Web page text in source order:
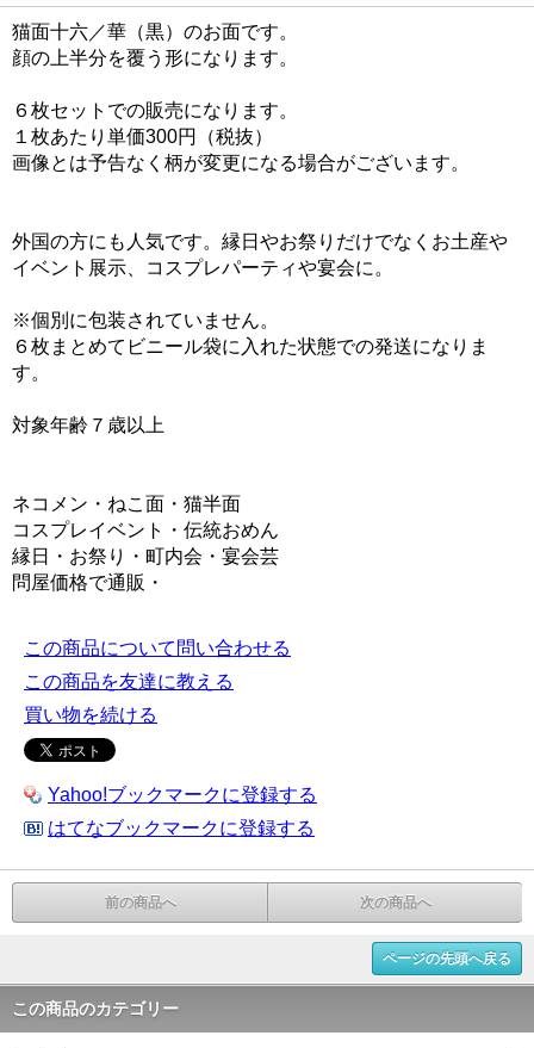
猫面十六／華（黒）のお面です。
顔の上半分を覆う形になります。
６枚セットでの販売になります。
１枚あたり単価300円（税抜）
画像とは予告なく柄が変更になる場合がございます。
外国の方にも人気です。縁日やお祭りだけでなくお土産や
イベント展示、コスプレパーティや宴会に。
※個別に包装されていません。
６枚まとめてビニール袋に入れた状態での発送になりま
す。
対象年齢７歳以上
ネコメン・ねこ面・猫半面
コスプレイベント・伝統おめん
縁日・お祭り・町内会・宴会芸
問屋価格で通販・
この商品について問い合わせる
この商品を友達に教える
買い物を続ける
Yahoo!ブックマークに登録する
はてなブックマークに登録する
前の商品へ 次の商品へ
ページの先頭へ戻る
この商品のカテゴリー